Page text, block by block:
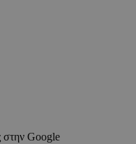
στην Google